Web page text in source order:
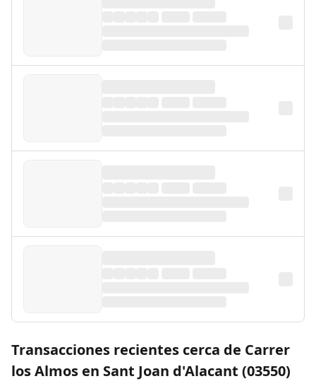
Transacciones recientes cerca de Carrer
los Almos en Sant Joan d'Alacant (03550)